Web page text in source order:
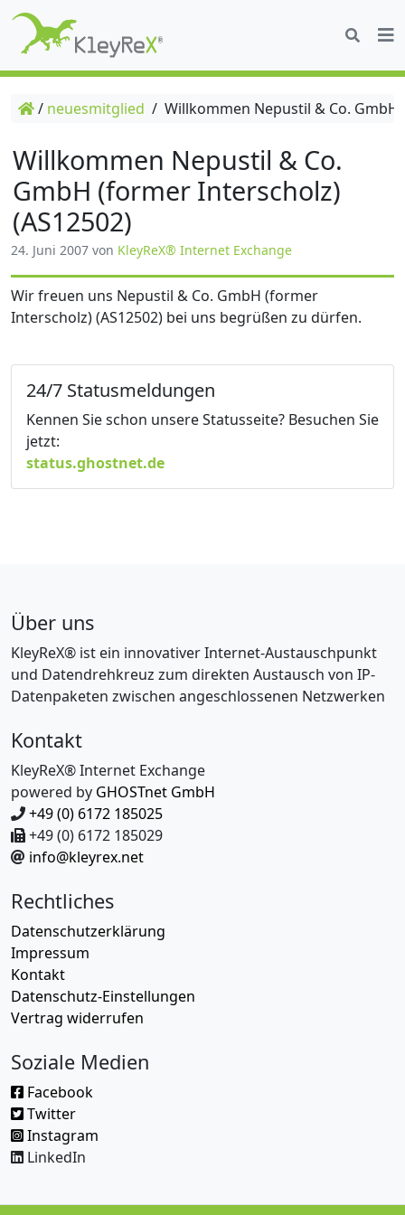
/ neuesmitglied / Willkommen Nepustil & Co.
Willkommen Nepustil & Co.
GmbH (former Interscholz)
(AS12502)
24. Juni 2007 von KleyReX® Internet Exchange
Wir freuen uns Nepustil & Co. GmbH (former
Interscholz) (AS12502) bei uns begrüßen zu dürfen.
24/7 Statusmeldungen
Kennen Sie schon unsere Statusseite? Besuchen Sie
jetzt:
status.ghostnet.de
Über uns
KleyReX® ist ein innovativer Internet-Austauschpunkt
und Datendrehkreuz zum direkten Austausch von IP-
Datenpaketen zwischen angeschlossenen Netzwerken
Kontakt
KleyReX® Internet Exchange
powered by GHOSTnet GmbH
+49 (0) 6172 185025
+49 (0) 6172 185029
info@kleyrex.net
Rechtliches
Datenschutzerklärung
Impressum
Kontakt
Datenschutz-Einstellungen
Vertrag widerrufen
Soziale Medien
Facebook
Twitter
Instagram
LinkedIn